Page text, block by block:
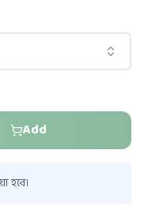
Add
হবে।